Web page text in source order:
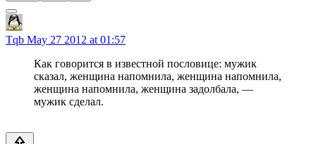
Tqb May 27 2012 at 01:57
Как говорится в известной пословице: мужик
сказал, женщина напомнила, женщина напомнила,
женщина напомнила, женщина задолбала, —
мужик сделал.